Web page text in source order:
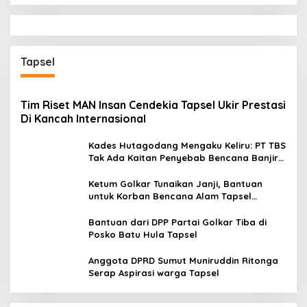
Tapsel
Tim Riset MAN Insan Cendekia Tapsel Ukir Prestasi
Di Kancah Internasional
Kades Hutagodang Mengaku Keliru: PT TBS
Tak Ada Kaitan Penyebab Bencana Banjir
Ketum Golkar Tunaikan Janji, Bantuan
untuk Korban Bencana Alam Tapsel
Bantuan dari DPP Partai Golkar Tiba di
Posko Batu Hula Tapsel
Anggota DPRD Sumut Muniruddin Ritonga
Serap Aspirasi warga Tapsel